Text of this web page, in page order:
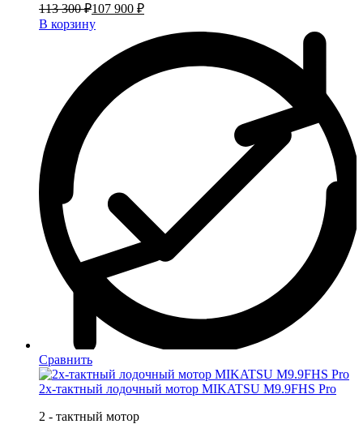
113 300 ₽107 900 ₽
В корзину
Сравнить
2х-тактный лодочный мотор MIKATSU M9.9FHS Pro
2 - тактный мотор